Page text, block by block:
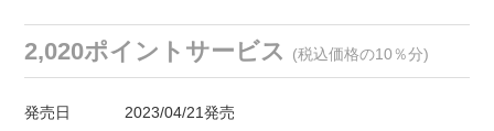
2,020ポイントサービス (税込価格の10％分)
発売日 2023/04/21発売